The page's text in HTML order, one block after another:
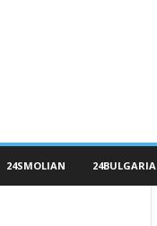
24SMOLIAN 24BULGARIA